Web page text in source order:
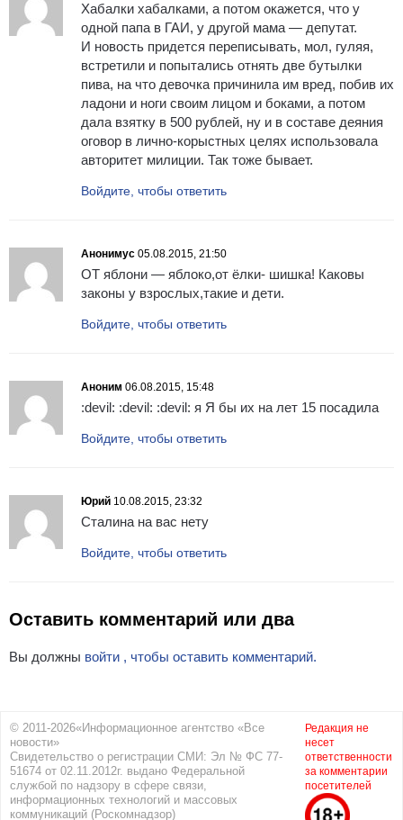
Хабалки хабалками, а потом окажется, что у
одной папа в ГАИ, у другой мама — депутат.
И новость придется переписывать, мол, гуляя,
встретили и попытались отнять две бутылки
пива, на что девочка причинила им вред, побив их
ладони и ноги своим лицом и боками, а потом
дала взятку в 500 рублей, ну и в составе деяния
оговор в лично-корыстных целях использовала
авторитет милиции. Так тоже бывает.
Войдите, чтобы ответить
Анонимус 05.08.2015, 21:50
ОТ яблони — яблоко,от ёлки- шишка! Каковы
законы у взрослых,такие и дети.
Войдите, чтобы ответить
Аноним 06.08.2015, 15:48
:devil: :devil: :devil: я Я бы их на лет 15 посадила
Войдите, чтобы ответить
Юрий 10.08.2015, 23:32
Сталина на вас нету
Войдите, чтобы ответить
Оставить комментарий или два
Вы должны войти , чтобы оставить комментарий.
© 2011-2026«Информационное агентство «Все
новости»
Свидетельство о регистрации СМИ: Эл № ФС 77-
51674 от 02.11.2012г. выдано Федеральной
службой по надзору в сфере связи,
информационных технологий и массовых
коммуникаций (Роскомнадзор)
Редакция не
несет
ответственности
за комментарии
посетителей